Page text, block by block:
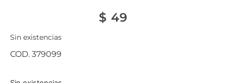
$ 49
Sin existencias
COD. 379099